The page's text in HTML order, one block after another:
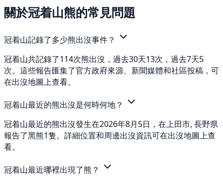
關於冠着山熊的常見問題
冠着山記錄了多少熊出沒事件？
冠着山共記錄了114次熊出沒，過去30天13次，過去7天5
次。這些報告匯集了官方政府來源、新聞媒體和社區投稿，可
在出沒地圖上查看。
冠着山最近的熊出沒是何時何地？
冠着山最近的熊出沒發生在2026年8月5日，在上田市, 長野県
報告了黑熊1隻。詳細位置和周邊出沒資訊可在出沒地圖上查
看。
冠着山最近哪裡出現了熊？